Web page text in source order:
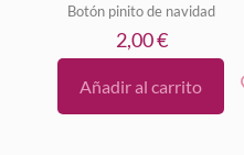
Botón pinito de navidad
2,00€
Añadir al carrito